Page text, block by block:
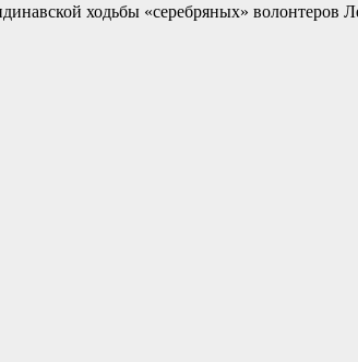
ходьбы «серебряных»